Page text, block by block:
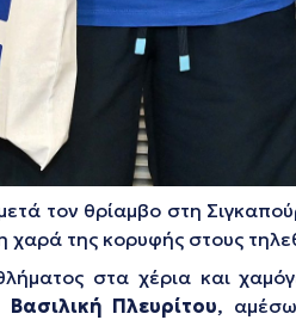
τον θρίαμβο στη
χαρά της κορυφής στους
στα χέρια και
Βασιλική Πλευρίτου,